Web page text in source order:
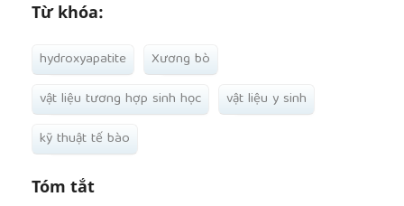
Từ khóa:
hydroxyapatite
Xương bò
vật liệu tương hợp sinh học
vật liệu y sinh
kỹ thuật tế bào
Tóm tắt